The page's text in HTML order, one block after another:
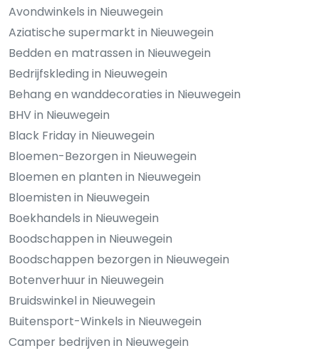
Avondwinkels in Nieuwegein
Aziatische supermarkt in Nieuwegein
Bedden en matrassen in Nieuwegein
Bedrijfskleding in Nieuwegein
Behang en wanddecoraties in Nieuwegein
BHV in Nieuwegein
Black Friday in Nieuwegein
Bloemen-Bezorgen in Nieuwegein
Bloemen en planten in Nieuwegein
Bloemisten in Nieuwegein
Boekhandels in Nieuwegein
Boodschappen in Nieuwegein
Boodschappen bezorgen in Nieuwegein
Botenverhuur in Nieuwegein
Bruidswinkel in Nieuwegein
Buitensport-Winkels in Nieuwegein
Camper bedrijven in Nieuwegein